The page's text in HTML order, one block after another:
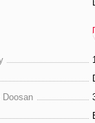
Doosan